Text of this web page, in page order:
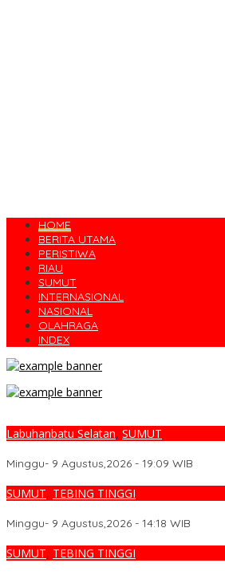
HOME
BERITA UTAMA
PERISTIWA
RIAU
SUMUT
INTERNASIONAL
NASIONAL
OLAHRAGA
INDEX
Labuhanbatu Selatan, SUMUT
Minggu- 9 Agustus,2026 - 19:09 WIB
SUMUT, TEBING TINGGI
Minggu- 9 Agustus,2026 - 14:18 WIB
SUMUT, TEBING TINGGI